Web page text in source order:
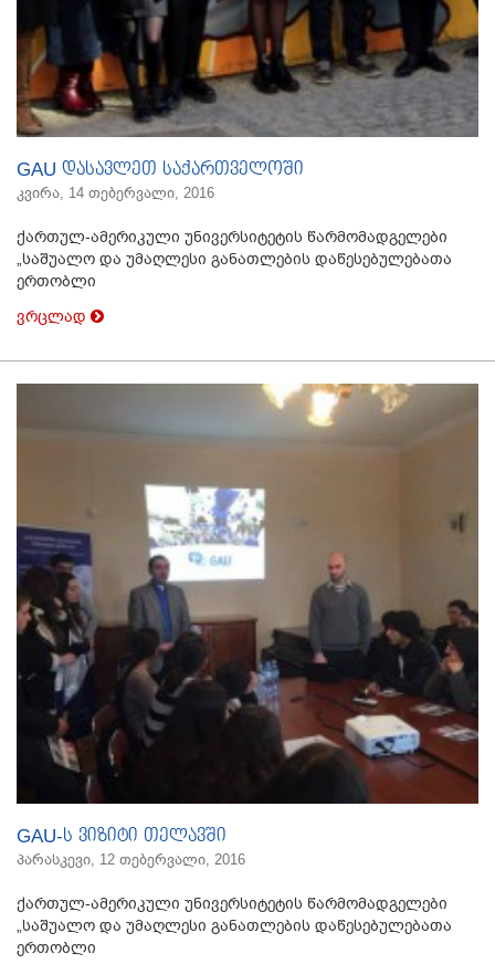
GAU დასავლეთ საქართველოში
კვირა, 14 თებერვალი, 2016
ქართულ-ამერიკული უნივერსიტეტის წარმომადგელები
„საშუალო და უმაღლესი განათლების დაწესებულებათა
ერთობლი
ვრცლად
GAU-ს ვიზიტი თელავში
პარასკევი, 12 თებერვალი, 2016
ქართულ-ამერიკული უნივერსიტეტის წარმომადგელები
„საშუალო და უმაღლესი განათლების დაწესებულებათა
ერთობლი